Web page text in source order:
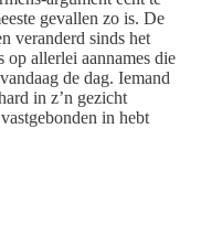
gevallen zo is. De
veranderd sinds het
op allerlei aannames die
de dag. Iemand
in z’n gezicht
in hebt